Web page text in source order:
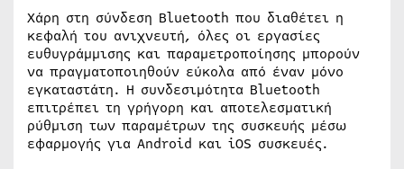
Χάρη στη σύνδεση Bluetooth που διαθέτει η
κεφαλή του ανιχνευτή, όλες οι εργασίες
ευθυγράμμισης και παραμετροποίησης μπορούν
να πραγματοποιηθούν εύκολα από έναν μόνο
εγκαταστάτη. Η συνδεσιμότητα Bluetooth
επιτρέπει τη γρήγορη και αποτελεσματική
ρύθμιση των παραμέτρων της συσκευής μέσω
εφαρμογής για Android και iOS συσκευές.